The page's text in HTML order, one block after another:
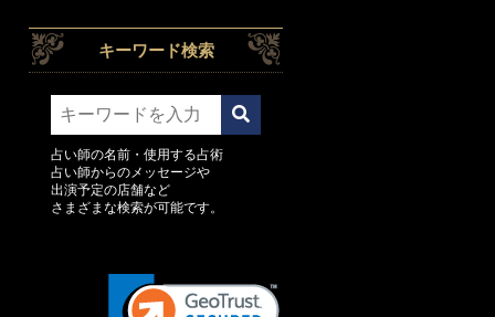
キーワード検索
占い師の名前・使用する占術
占い師からのメッセージや
出演予定の店舗など
さまざまな検索が可能です。